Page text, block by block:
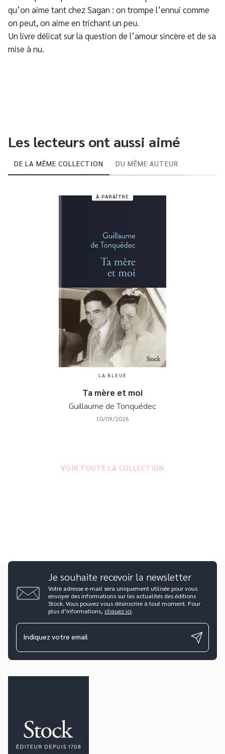
qu’on aime tant chez Sagan : on trompe l’ennui comme
on peut, on aime en trichant un peu.
Un livre délicat sur la question de l’amour sincère et de sa
mise à nu.
Les lecteurs ont aussi aimé
DE LA MÊME COLLECTION DU MÊME AUTEUR
À PARAÎTRE
LA BLEUE
Ta mère et moi
Guillaume de Tonquédec
10/09/2026
VOIR TOUTE LA COLLECTION
Je souhaite recevoir la newsletter
Votre adresse e-mail sera uniquement utilisée pour vous
envoyer des informations sur les actualités des éditions
Stock. Vous pouvez vous désinscrire à tout moment. Pour
plus d’informations, cliquez ici.
Indiquez votre email